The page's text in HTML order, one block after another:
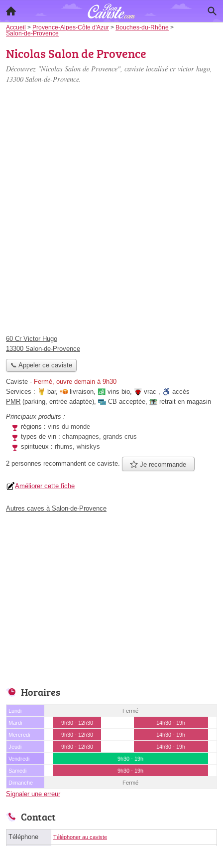
Accueil > Provence-Alpes-Côte d'Azur > Bouches-du-Rhône >
Salon-de-Provence
Nicolas Salon de Provence
Découvrez "Nicolas Salon de Provence", caviste localisé cr victor hugo,
13300 Salon-de-Provence.
60 Cr Victor Hugo
13300 Salon-de-Provence
📞 Appeler ce caviste
Caviste - Fermé, ouvre demain à 9h30
Services :
bar, livraison, vins bio, vrac ,
accès
PMR (parking, entrée adaptée), CB acceptée,
retrait en magasin
Principaux produits :
régions : vins du monde
types de vin : champagnes, grands crus
spiritueux : rhums, whiskys
2 personnes recommandent ce caviste. Je recommande
Améliorer cette fiche
Autres caves à Salon-de-Provence
Horaires
Lundi
Fermé
Mardi
9h30 - 12h30
14h30 - 19h
Mercredi
9h30 - 12h30
14h30 - 19h
Jeudi
9h30 - 12h30
14h30 - 19h
Vendredi
9h30 - 19h
Samedi
9h30 - 19h
Dimanche
Fermé
Signaler une erreur
Contact
Téléphone Téléphoner au caviste